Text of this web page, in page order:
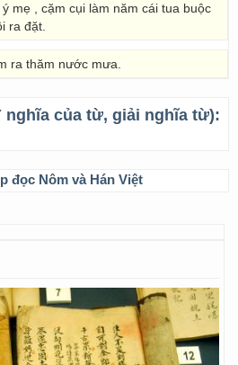
mẹ , cặm cụi làm năm cái tua buộc
ra đặt.
ra thăm nước mưa.
nghĩa của từ, giải nghĩa từ):
đọc Nôm và Hán Việt